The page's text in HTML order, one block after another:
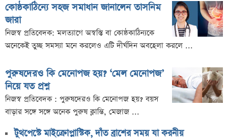
কোষ্ঠকাঠিন্যে সহজ সমাধান জানালেন তাসনিম
জারা
নিজস্ব প্রতিবেদক: মলত্যাগে অস্বস্তি বা কোষ্ঠকাঠিন্যকে
অনেকেই তুচ্ছ সমস্যা মনে করলেও এটি দীর্ঘদিন অবহেলা করলে ...
পুরুষদেরও কি মেনোপজ হয়? ‘মেল মেনোপজ’
নিয়ে যত প্রশ্ন
নিজস্ব প্রতিবেদক : পুরুষদেরও কি মেনোপজ হয়? বয়স
বাড়ার সঙ্গে সঙ্গে অনেক পুরুষ ক্লান্তি, মেজাজ ...
টুথপেস্টে মাইক্রোপ্লাস্টিক, দাঁত ব্রাশের সময় যা করনীয়